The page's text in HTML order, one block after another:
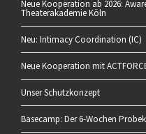
Neue Kooperation ab 2026:
Theaterakademie Köln
Neu: Intimacy Coordination (IC)
Neue Kooperation mit
Unser Schutzkonzept
Basecamp: Der 6-Wochen